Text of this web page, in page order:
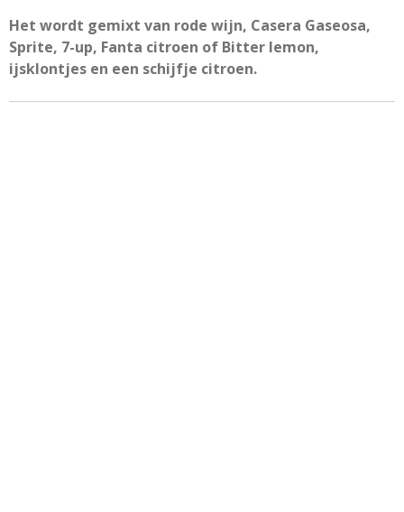
Het wordt gemixt van rode wijn, Casera Gaseosa,
Sprite, 7-up, Fanta citroen of Bitter lemon,
ijsklontjes en een schijfje citroen.